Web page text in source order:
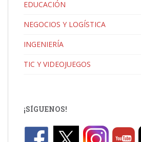
EDUCACIÓN
NEGOCIOS Y LOGÍSTICA
INGENIERÍA
TIC Y VIDEOJUEGOS
¡SÍGUENOS!